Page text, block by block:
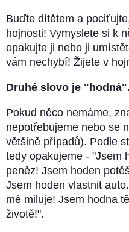
Buďte dítětem a
hojnosti! Vymyslete si k
opakujte ji nebo ji
vám nechybí! Žijete v
Druhé slovo je "hodná".
Pokud něco nemáme,
nepotřebujeme nebo se
většině případů). Podle
tedy opakujeme - "Jsem
peněz! Jsem hoden
Jsem hoden vlastnit
mě miluje! Jsem hodna
životě!".